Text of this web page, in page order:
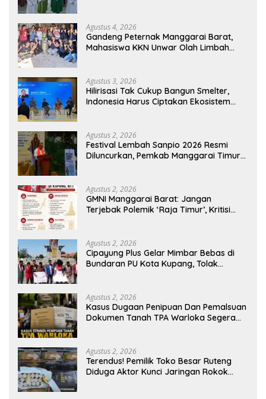
Agustus 4, 2026
Gandeng Peternak Manggarai Barat,
Mahasiswa KKN Unwar Olah Limbah
Agustus 3, 2026
Hilirisasi Tak Cukup Bangun Smelter,
Indonesia Harus Ciptakan Ekosistem
Agustus 2, 2026
Festival Lembah Sanpio 2026 Resmi
Diluncurkan, Pemkab Manggarai Timur
Agustus 2, 2026
GMNI Manggarai Barat: Jangan
Terjebak Polemik ‘Raja Timur’, Kritisi
Agustus 2, 2026
Cipayung Plus Gelar Mimbar Bebas di
Bundaran PU Kota Kupang, Tolak
Agustus 2, 2026
Kasus Dugaan Penipuan Dan Pemalsuan
Dokumen Tanah TPA Warloka Segera
Memasuki Fase Krusial
Agustus 2, 2026
Terendus! Pemilik Toko Besar Ruteng
Diduga Aktor Kunci Jaringan Rokok